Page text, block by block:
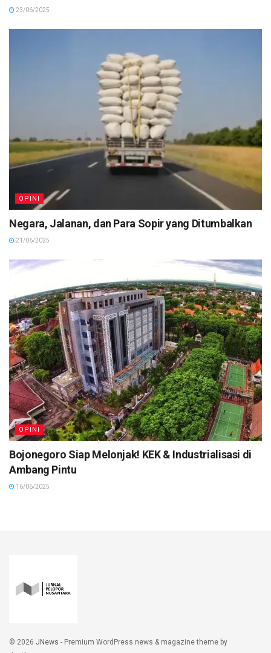
23/06/2025
OPINI
Negara, Jalanan, dan Para Sopir yang Ditumbalkan
21/06/2025
OPINI
Bojonegoro Siap Melonjak! KEK & Industrialisasi di
Ambang Pintu
16/06/2025
© 2026 JNews - Premium WordPress news & magazine theme by